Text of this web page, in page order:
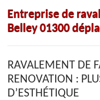
Entreprise de
Belley 01300
RAVALEMENT DE
RENOVATION :
D’ESTHÉTIQUE